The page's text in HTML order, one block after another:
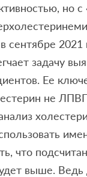
но
сентябре 2021
задачу
Ее
не
что
выше. Ведь